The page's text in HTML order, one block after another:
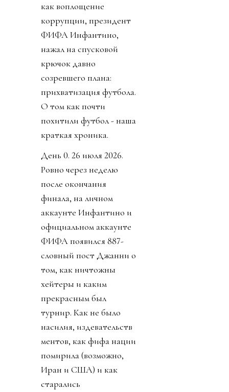
как воплощение
коррупции, президент
ФИФА Инфантино,
нажал на спусковой
крючок давно
созревшего плана:
прихватизация футбола.
О том как почти
похитили футбол - наша
краткая хроника.
День 0. 26 июля 2026.
Ровно через неделю
после окончания
финала, на личном
аккаунте Инфантино и
официальном аккаунте
ФИФА появился 887-
словный пост Джанни о
том, как ничтожны
хейтеры и каким
прекрасным был
турнир. Как не было
насилия, издевательств
ментов, как фифа нации
помирила (возможно,
Иран и США) и как
старались